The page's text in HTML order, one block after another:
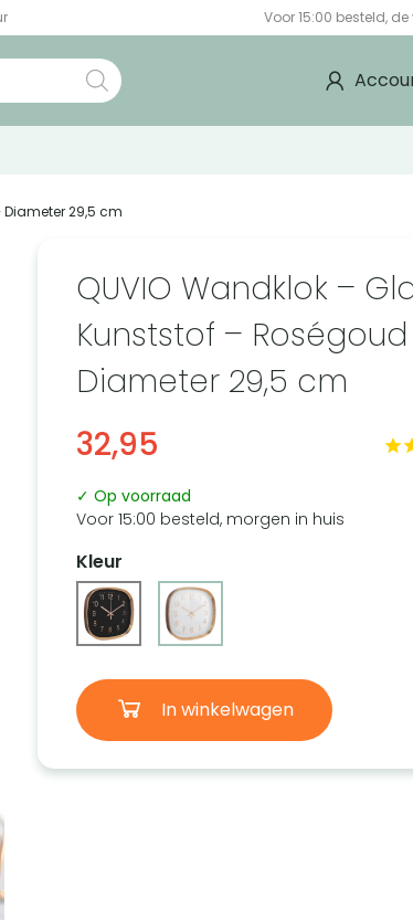
Voor 15:00 besteld,
Diameter 29,5 cm
QUVIO Wandklok –
Kunststof –
Diameter 29,5 cm
32,95
✓ Op voorraad
Voor 15:00 besteld, morgen in huis
Kleur
In winkelwagen